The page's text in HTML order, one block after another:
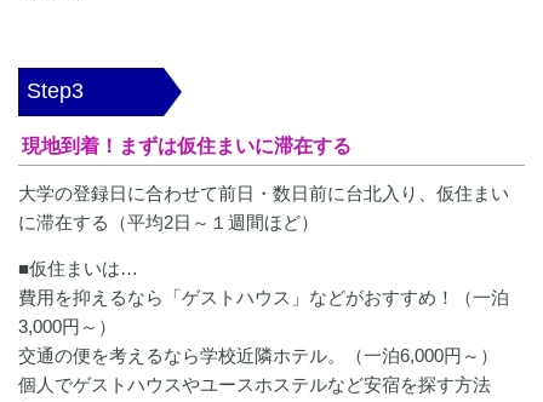
Step3
現地到着！まずは仮住まいに滞在する
大学の登録日に合わせて前日・数日前に台北入り、仮住まい
に滞在する（平均2日～１週間ほど）
■仮住まいは…
費用を抑えるなら「ゲストハウス」などがおすすめ！（一泊
3,000円～）
交通の便を考えるなら学校近隣ホテル。（一泊6,000円～）
個人でゲストハウスやユースホステルなど安宿を探す方法